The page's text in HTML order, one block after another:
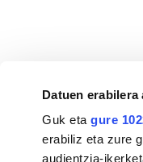
Datuen erabilera
Guk etagure
erabiliz eta zure
audientzia-